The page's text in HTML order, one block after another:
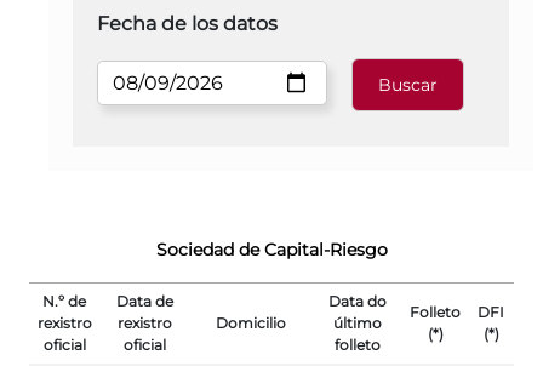
Fecha de los datos
Sociedad de Capital-Riesgo
N.º de
rexistro
oficial
Data de
rexistro
oficial
Domicilio
Data do
último
folleto
Folleto
(*)
DFI
(*)